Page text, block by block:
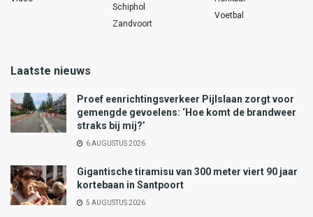
Schiphol
Zandvoort
Voetbal
Laatste nieuws
Proef eenrichtingsverkeer Pijlslaan zorgt voor
gemengde gevoelens: ‘Hoe komt de brandweer
straks bij mij?’
6 AUGUSTUS 2026
Gigantische tiramisu van 300 meter viert 90 jaar
kortebaan in Santpoort
5 AUGUSTUS 2026